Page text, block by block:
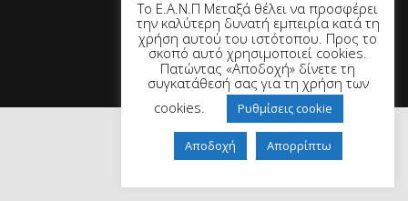
Το Ε.Α.Ν.Π Μεταξά θέλει να προσφέρει
την καλύτερη δυνατή εμπειρία κατά τη
χρήση αυτού του ιστότοπου. Προς το
σκοπό αυτό χρησιμοποιεί cookies.
Πατώντας «Αποδοχή» δίνετε τη
συγκατάθεσή σας για τη χρήση των
cookies.
Ρυθμίσεις cookie
Αποδοχή Απορρίπτω